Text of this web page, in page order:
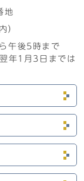
地
）
午後5時まで
年1月3日までは